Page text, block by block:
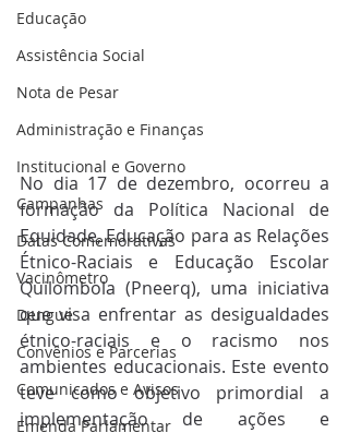
Educação
Assistência Social
Nota de Pesar
Administração e Finanças
Institucional e Governo
Campanhas
Datas Comemorativas
Vacinômetro
Dengue
Convênios e Parcerias
Comunicados e Avisos
Emenda Parlamentar
No dia 17 de dezembro, ocorreu a
formação da Política Nacional de
Equidade, Educação para as Relações
Étnico-Raciais e Educação Escolar
Quilombola (Pneerq), uma iniciativa
que visa enfrentar as desigualdades
étnico-raciais e o racismo nos
ambientes educacionais. Este evento
teve como objetivo primordial a
implementação de ações e